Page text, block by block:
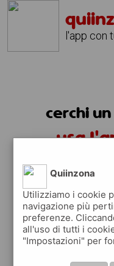
l'app con
cerchi
usa
trovi i
Quiinzona
Utilizziamo i cookie
navigazione più
preferenze.
all'uso di tutti i
"Impostazioni" per